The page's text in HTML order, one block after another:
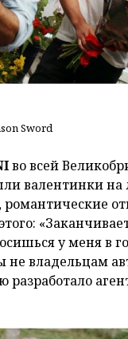
Sword
во всей
валентинки на
романтические
у меня в
не владельцам